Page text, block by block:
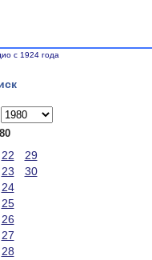
с 1924 года
22
29
23
30
24
25
26
27
28